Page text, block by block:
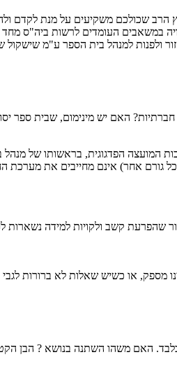
הרב שכולכם משקיעים על מנת לקדם
העומדים לרשות ביה"ס מחד
ולפנות למנהל בית הספר ע"מ
האם יש מינימום, שבית ספר
הפדגוגית, בראשותו של מנהל
גורם אחר) אינם מחייבים את מערכת
שהפרעת קשב ולקויות למידה נשארות
מספק, או כשיש שאלות לא ברורות
האם משהו השתנה בנושא ? הבן